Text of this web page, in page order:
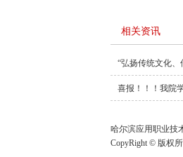
相关资讯
“弘扬传统文化
喜报！！！我院
哈尔滨应用职业技
CopyRight © 版权